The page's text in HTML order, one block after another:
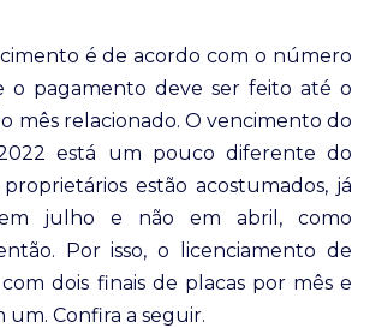
é de acordo com o número
o pagamento deve ser feito até o
mês relacionado. O vencimento do
está um pouco diferente do
estão acostumados, já
julho e não em abril, como
Por isso, o licenciamento de
dois finais de placas por mês e
um. Confira a seguir.